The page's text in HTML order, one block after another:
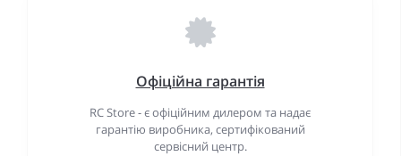
Офіційна гарантія
RC Store - є офіційним дилером та надає
гарантію виробника, сертифікований
сервісний центр.